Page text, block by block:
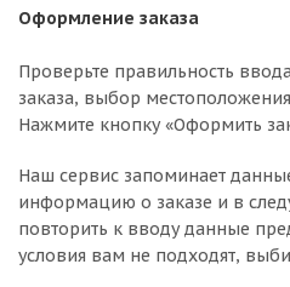
Оформление заказа
Проверьте правильность
заказа, выбор
Нажмите кнопку «Оформить
Наш сервис запоминает
информацию о заказе и в
повторить к вводу данные
условия вам не подходят,